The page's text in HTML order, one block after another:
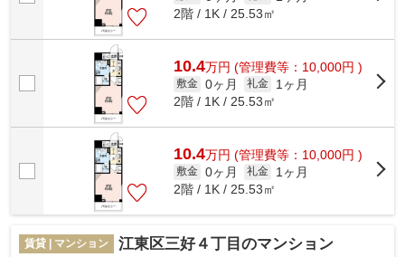
2階 / 1K / 25.53㎡
10.4万円 (管理費等：10,000円 )
敷金 0ヶ月 礼金
1ヶ月
2階 / 1K / 25.53㎡
10.4万円 (管理費等：10,000円 )
敷金 0ヶ月 礼金
1ヶ月
2階 / 1K / 25.53㎡
賃貸 | マンション 江東区三好４丁目のマンション